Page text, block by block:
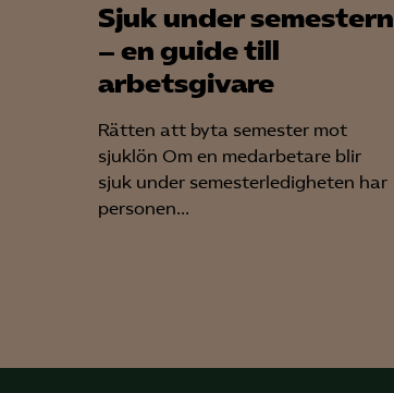
Sjuk under semestern
– en guide till
arbetsgivare
Rätten att byta semester mot
sjuklön Om en medarbetare blir
sjuk under semesterledigheten har
personen...